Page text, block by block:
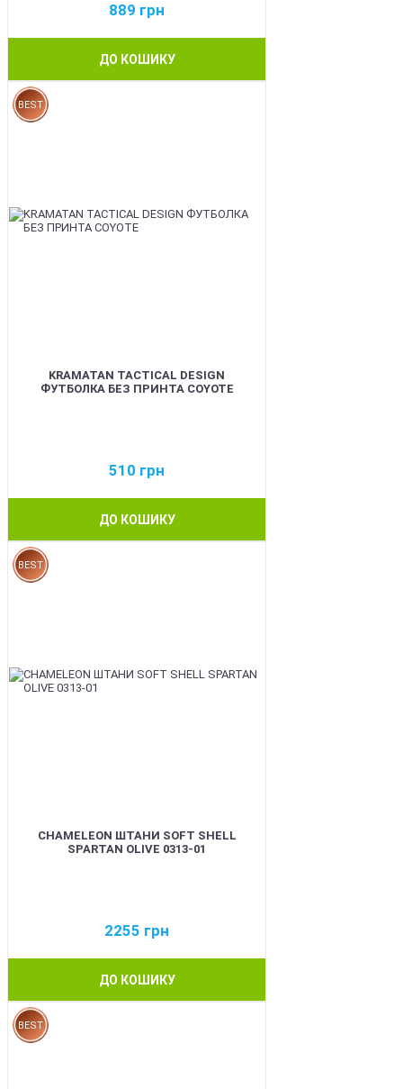
889 грн
ДО КОШИКУ
BEST
KRAMATAN TACTICAL DESIGN
ФУТБОЛКА БЕЗ ПРИНТА COYOTE
510 грн
ДО КОШИКУ
BEST
CHAMELEON ШТАНИ SOFT SHELL
SPARTAN OLIVE 0313-01
2255 грн
ДО КОШИКУ
BEST